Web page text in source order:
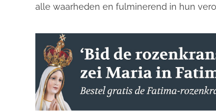
alle waarheden en fulminerend in hun